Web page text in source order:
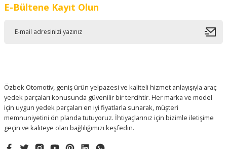
Ürün resmi kalitesiz, bozuk veya görüntülenemiyor.
Gönder
E-Bültene Kayıt Olun
Özbek Otomotiv, geniş ürün yelpazesi ve kaliteli hizmet anlayışıyla araç
yedek parçaları konusunda güvenilir bir tercihtir. Her marka ve model
için uygun yedek parçaları en iyi fiyatlarla sunarak, müşteri
memnuniyetini ön planda tutuyoruz. İhtiyaçlarınız için bizimle iletişime
geçin ve kaliteye olan bağlılığımızı keşfedin.